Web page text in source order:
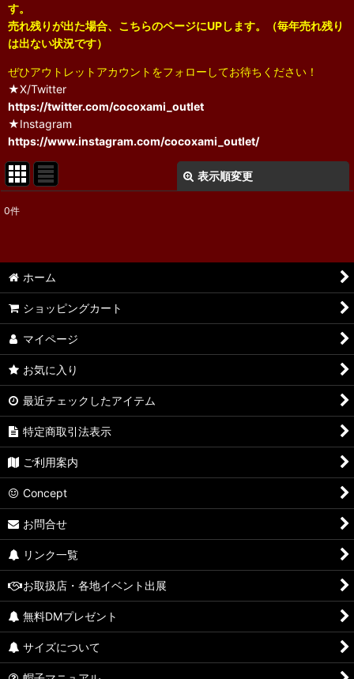
す。
売れ残りが出た場合、こちらのページにUPします。（毎年売れ残り
は出ない状況です）
ぜひアウトレットアカウントをフォローしてお待ちください！
★X/Twitter
https://twitter.com/cocoxami_outlet
★Instagram
https://www.instagram.com/cocoxami_outlet/
表示順変更
並び順:
0件
ホーム
ショッピングカート
マイページ
お気に入り
最近チェックしたアイテム
特定商取引法表示
ご利用案内
Concept
お問合せ
リンク一覧
お取扱店・各地イベント出展
無料DMプレゼント
サイズについて